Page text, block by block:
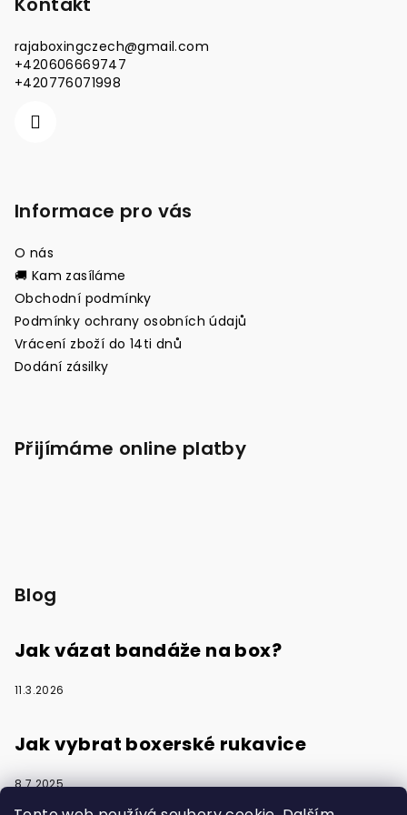
rajaboxingczech@gmail.com
+420606669747
+420776071998
Informace pro vás
O nás
🚚 Kam zasíláme
Obchodní podmínky
Podmínky ochrany osobních údajů
Vrácení zboží do 14ti dnů
Dodání zásilky
Přijímáme online platby
Blog
Jak vázat bandáže na box?
11.3.2026
Jak vybrat boxerské rukavice
8.7.2025